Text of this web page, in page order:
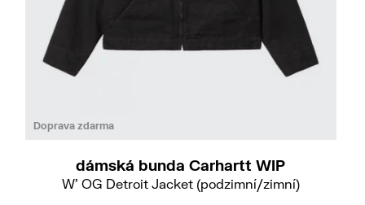
Doprava zdarma
dámská bunda Carhartt WIP
W' OG Detroit Jacket (podzimní/zimní)